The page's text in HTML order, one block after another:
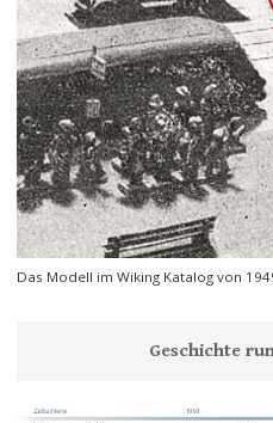
Das Modell im Wiking Katalog von
Geschichte